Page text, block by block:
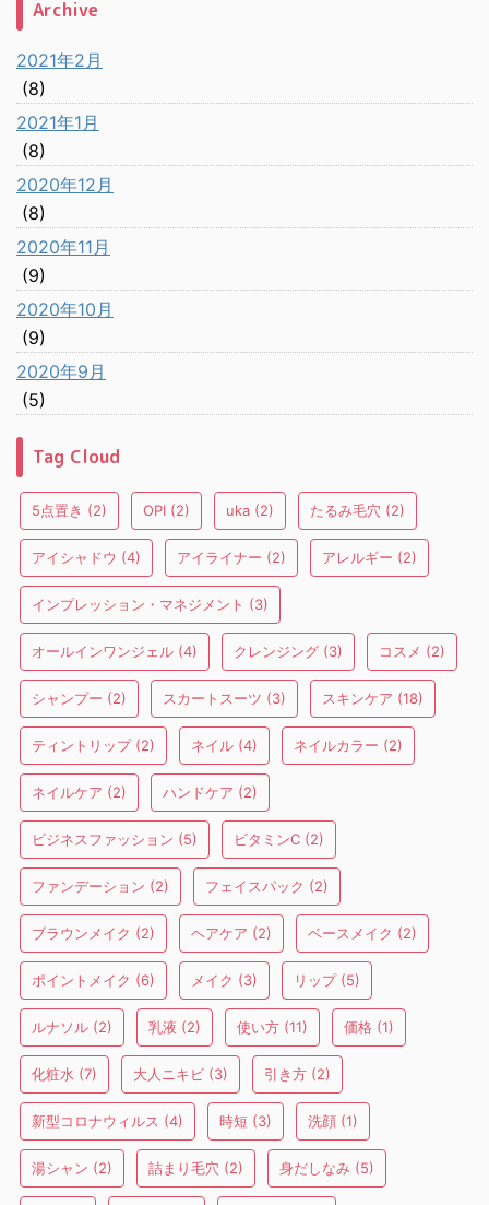
Archive
2021年2月
(8)
2021年1月
(8)
2020年12月
(8)
2020年11月
(9)
2020年10月
(9)
2020年9月
(5)
Tag Cloud
5点置き (2) OPI (2) uka (2) たるみ毛穴 (2)
アイシャドウ (4) アイライナー (2) アレルギー (2)
インプレッション・マネジメント (3)
オールインワンジェル (4) クレンジング (3) コスメ (2)
シャンプー (2) スカートスーツ (3) スキンケア (18)
ティントリップ(2) ネイル (4) ネイルカラー (2)
ネイルケア (2) ハンドケア (2)
ビジネスファッション (5) ビタミンC (2)
ファンデーション (2) フェイスパック (2)
ブラウンメイク (2) ヘアケア (2) ベースメイク (2)
ポイントメイク (6) メイク (3) リップ(5)
ルナソル (2) 乳液 (2) 使い方 (11) 価格 (1)
化粧水 (7) 大人ニキビ (3) 引き方 (2)
新型コロナウィルス (4) 時短 (3) 洗顔 (1)
湯シャン (2) 詰まり毛穴 (2) 身だしなみ (5)